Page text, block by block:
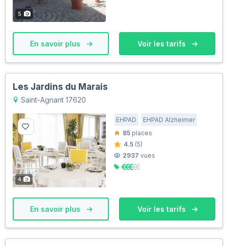
5
En savoir plus Voir les tarifs
Les Jardins du Marais
Saint-Agnant 17620
4
EHPAD
EHPAD Alzheimer
85 places
4.5 (5)
2937 vues
En savoir plus Voir les tarifs